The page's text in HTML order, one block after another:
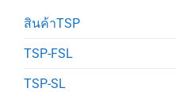
สินค้าTSP
TSP-FSL
TSP-SL